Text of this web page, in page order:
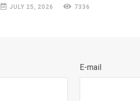
JULY 25, 2026 7336
E-mail